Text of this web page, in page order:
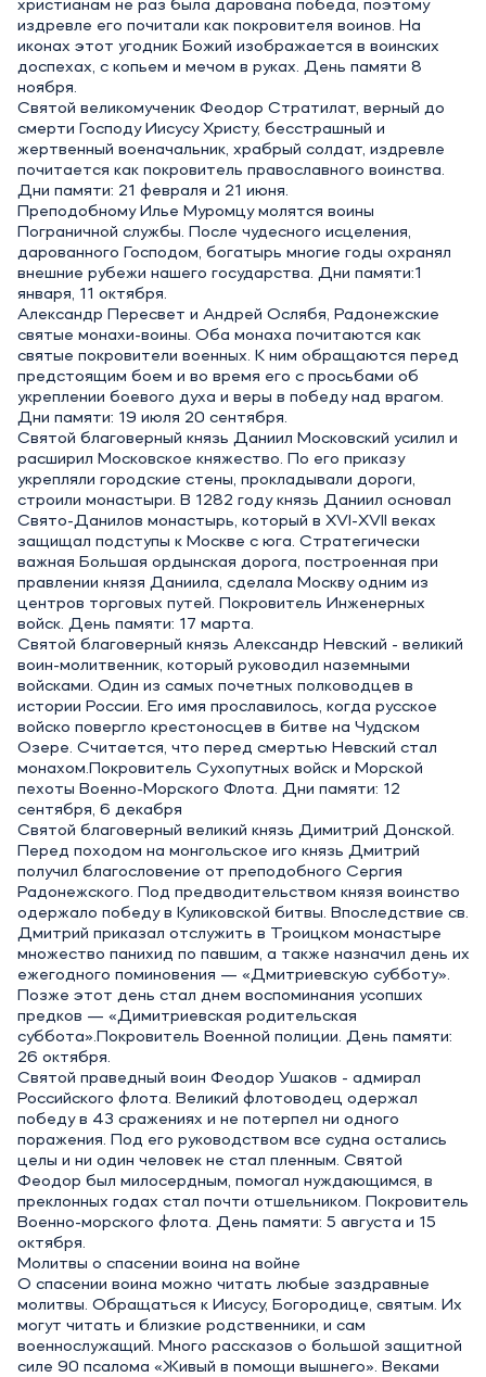
христианам не раз была дарована победа, поэтому
издревле его почитали как покровителя воинов. На
иконах этот угодник Божий изображается в воинских
доспехах, с копьем и мечом в руках. День памяти 8
ноября.
Святой великомученик Феодор Стратилат, верный до
смерти Господу Иисусу Христу, бесстрашный и
жертвенный военачальник, храбрый солдат, издревле
почитается как покровитель православного воинства.
Дни памяти: 21 февраля и 21 июня.
Преподобному Илье Муромцу молятся воины
Пограничной службы. После чудесного исцеления,
дарованного Господом, богатырь многие годы охранял
внешние рубежи нашего государства. Дни памяти:1
января, 11 октября.
Александр Пересвет и Андрей Ослябя, Радонежские
святые монахи-воины. Оба монаха почитаются как
святые покровители военных. К ним обращаются перед
предстоящим боем и во время его с просьбами об
укреплении боевого духа и веры в победу над врагом.
Дни памяти: 19 июля 20 сентября.
Святой благоверный князь Даниил Московский усилил и
расширил Московское княжество. По его приказу
укрепляли городские стены, прокладывали дороги,
строили монастыри. В 1282 году князь Даниил основал
Свято-Данилов монастырь, который в XVI-XVII веках
защищал подступы к Москве с юга. Стратегически
важная Большая ордынская дорога, построенная при
правлении князя Даниила, сделала Москву одним из
центров торговых путей. Покровитель Инженерных
войск. День памяти: 17 марта.
Святой благоверный князь Александр Невский - великий
воин-молитвенник, который руководил наземными
войсками. Один из самых почетных полководцев в
истории России. Его имя прославилось, когда русское
войско повергло крестоносцев в битве на Чудском
Озере. Считается, что перед смертью Невский стал
монахом.Покровитель Сухопутных войск и Морской
пехоты Военно-Морского Флота. Дни памяти: 12
сентября, 6 декабря
Святой благоверный великий князь Димитрий Донской.
Перед походом на монгольское иго князь Дмитрий
получил благословение от преподобного Сергия
Радонежского. Под предводительством князя воинство
одержало победу в Куликовской битвы. Впоследствие св.
Дмитрий приказал отслужить в Троицком монастыре
множество панихид по павшим, а также назначил день их
ежегодного поминовения — «Дмитриевскую субботу».
Позже этот день стал днем воспоминания усопших
предков — «Димитриевская родительская
суббота».Покровитель Военной полиции. День памяти:
26 октября.
Святой праведный воин Феодор Ушаков - адмирал
Российского флота. Великий флотоводец одержал
победу в 43 сражениях и не потерпел ни одного
поражения. Под его руководством все судна остались
целы и ни один человек не стал пленным. Святой
Феодор был милосердным, помогал нуждающимся, в
преклонных годах стал почти отшельником. Покровитель
Военно-морского флота. День памяти: 5 августа и 15
октября.
Молитвы о спасении воина на войне
О спасении воина можно читать любые заздравные
молитвы. Обращаться к Иисусу, Богородице, святым. Их
могут читать и близкие родственники, и сам
военнослужащий. Много рассказов о большой защитной
силе 90 псалома «Живый в помощи вышнего». Веками